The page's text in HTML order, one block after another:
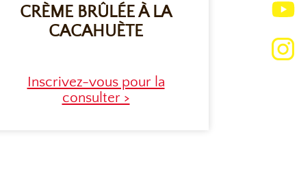
CRÈME BRÛLÉE À LA
CACAHUÈTE
Inscrivez-vous pour la
consulter >